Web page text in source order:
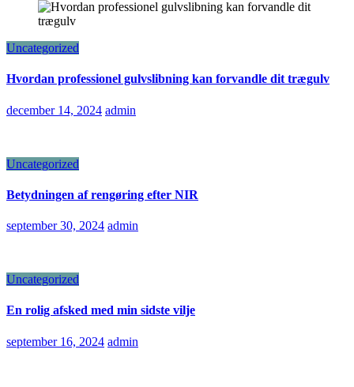
Uncategorized
Hvordan professionel gulvslibning kan forvandle dit trægulv
december 14, 2024 admin
Uncategorized
Betydningen af rengøring efter NIR
september 30, 2024 admin
Uncategorized
En rolig afsked med min sidste vilje
september 16, 2024 admin